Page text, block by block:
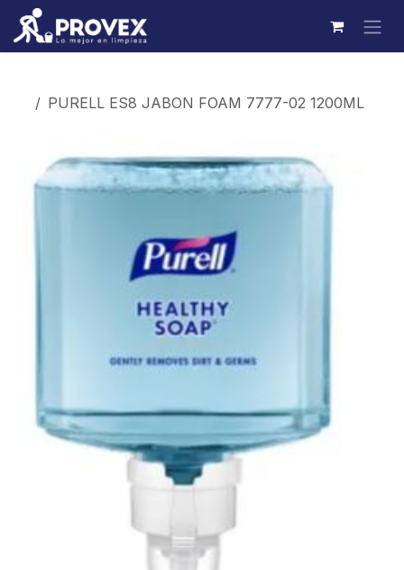
Ir al contenido
PURELL ES8 JABON FOAM 7777-02 1200ML